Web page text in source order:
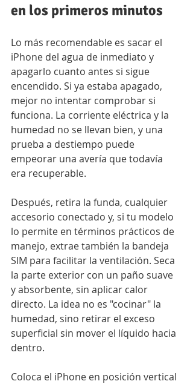
en los primeros minutos
Lo más recomendable es sacar el
iPhone del agua de inmediato y
apagarlo cuanto antes si sigue
encendido. Si ya estaba apagado,
mejor no intentar comprobar si
funciona. La corriente eléctrica y la
humedad no se llevan bien, y una
prueba a destiempo puede
empeorar una avería que todavía
era recuperable.
Después, retira la funda, cualquier
accesorio conectado y, si tu modelo
lo permite en términos prácticos de
manejo, extrae también la bandeja
SIM para facilitar la ventilación. Seca
la parte exterior con un paño suave
y absorbente, sin aplicar calor
directo. La idea no es "cocinar" la
humedad, sino retirar el exceso
superficial sin mover el líquido hacia
dentro.
Coloca el iPhone en posición vertical